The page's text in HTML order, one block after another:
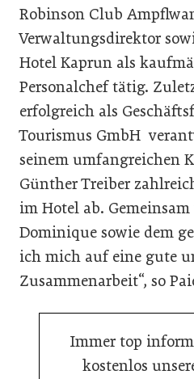
Robinson Club
Verwaltungsdirektor
Hotel Kaprun als
Personalchef tätig.
erfolgreich als
Tourismus GmbH
seinem umfangreichen
Günther Treiber
im Hotel ab.
Dominique sowie dem
ich mich auf eine gute
Zusammenarbeit“, so
Immer top
kostenlos